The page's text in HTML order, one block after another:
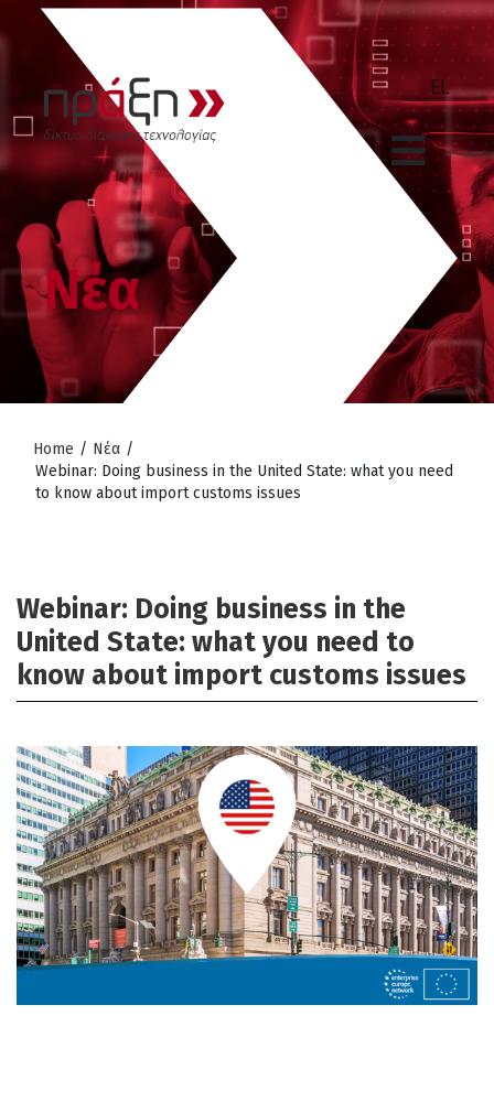
Νέα
Home / Νέα /
Webinar: Doing business in the United State: what you need
to know about import customs issues
Webinar: Doing business in the
United State: what you need to
know about import customs issues